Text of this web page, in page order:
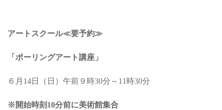
アートスクール≪要予約≫
「ポーリングアート講座」
６月14日（日）午前９時30分～11時30分
※開始時刻10分前に美術館集合